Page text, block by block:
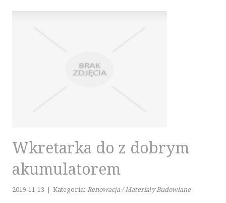
KLIMATYZACJA I WENTYLACJA
DOMY, MIESZKANIA
PLACÓWKI EDUKACYJNE
KURSY I SZKOLENIA
TŁUMACZENIA
E-SPRZEDAŻ
BIŻUTERIA
Wkretarka do z dobrym
akumulatorem
2019-11-13 Kategoria: Renowacja / Materiały Budowlane